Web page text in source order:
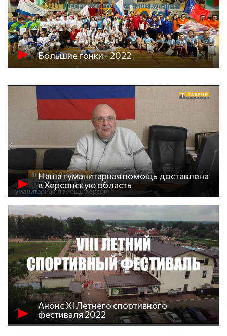
Большие гонки - 2022
Наша гуманитарная помощь доставлена
в Херсонскую область
Анонс XI Летнего спортивного
фестиваля 2022